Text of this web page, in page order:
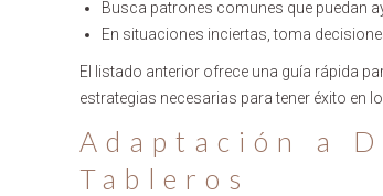
Busca patrones comunes que puedan
En situaciones inciertas, toma
El listado anterior ofrece una guía rápida
estrategias necesarias para tener éxito en
Adaptación a
Tableros